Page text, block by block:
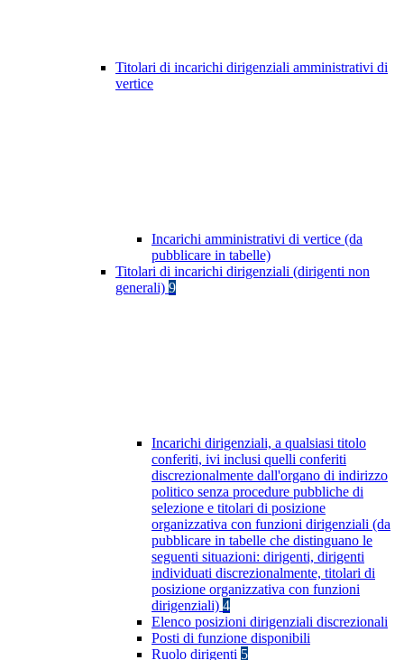
Titolari di incarichi dirigenziali amministrativi di
vertice
Incarichi amministrativi di vertice (da
pubblicare in tabelle)
Titolari di incarichi dirigenziali (dirigenti non
generali) 9
Incarichi dirigenziali, a qualsiasi titolo
conferiti, ivi inclusi quelli conferiti
discrezionalmente dall'organo di indirizzo
politico senza procedure pubbliche di
selezione e titolari di posizione
organizzativa con funzioni dirigenziali (da
pubblicare in tabelle che distinguano le
seguenti situazioni: dirigenti, dirigenti
individuati discrezionalmente, titolari di
posizione organizzativa con funzioni
dirigenziali) 4
Elenco posizioni dirigenziali discrezionali
Posti di funzione disponibili
Ruolo dirigenti 5